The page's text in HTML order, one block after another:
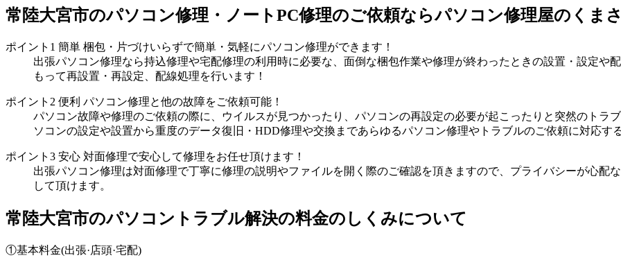
常陸大宮市のパソコン修理・ノートPC修理のご依頼ならパソコン修理屋のくま
ポイント1 簡単 梱包・片づけいらずで簡単・気軽にパソコン修理ができます！
出張パソコン修理なら持込修理や宅配修理の利用時に必要な、面倒な梱包作業や修理が終わったときの設置・設定や
もって再設置・再設定、配線処理を行います！
ポイント2 便利 パソコン修理と他の故障をご依頼可能！
パソコン故障や修理のご依頼の際に、ウイルスが見つかったり、パソコンの再設定の必要が起こったりと突然のトラ
ソコンの設定や設置から重度のデータ復旧・HDD修理や交換まであらゆるパソコン修理やトラブルのご依頼に対応す
ポイント3 安心 対面修理で安心して修理をお任せ頂けます！
出張パソコン修理は対面修理で丁寧に修理の説明やファイルを開く際のご確認を頂きますので、プライバシーが心配
して頂けます。
常陸大宮市のパソコントラブル解決の料金のしくみについて
①基本料金(出張·店頭·宅配)